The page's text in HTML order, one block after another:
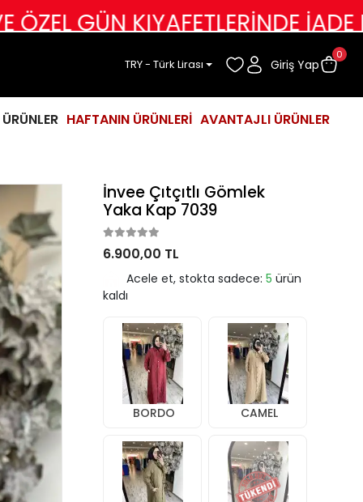
İADE DEĞİŞİM
TRY - Türk Lirası Giriş Yap
0
HAFTANIN ÜRÜNLERİ AVANTAJLI ÜRÜNLER
İnvee Çıtçıtlı Gömlek
Yaka Kap 7039
6.900,00 TL
Acele et, stokta sadece: 5 ürün
kaldı
BORDO CAMEL